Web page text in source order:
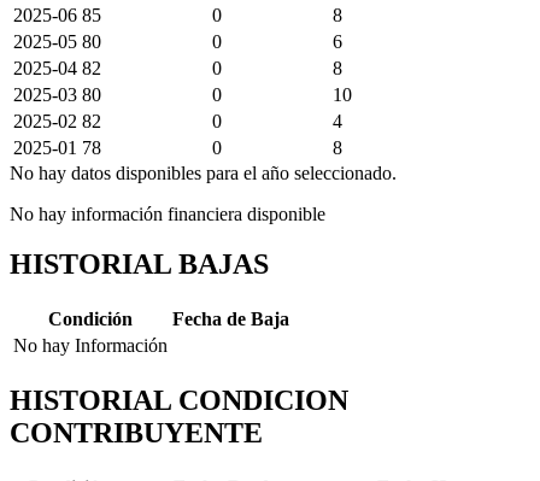
2025-06 85 0
8
2025-05 80 0
6
2025-04 82 0
8
2025-03 80 0
10
2025-02 82 0
4
2025-01 78 0
8
No hay datos disponibles para el año seleccionado.
No hay información financiera disponible
HISTORIAL BAJAS
Condición
Fecha de Baja
No hay Información
HISTORIAL CONDICION
CONTRIBUYENTE